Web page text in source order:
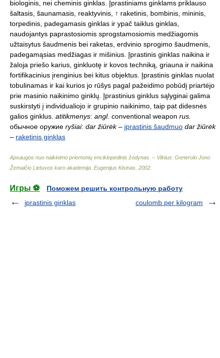
biologinis, nei cheminis ginklas. Įprastiniams ginklams priklauso
šaltasis, šaunamasis, reaktyvinis, ↑ raketinis, bombinis, mininis,
torpedinis, padegamasis ginklas ir ypač taiklus ginklas,
naudojantys paprastosiomis sprogstamosiomis medžiagomis
užtaisytus šaudmenis bei raketas, erdvinio sprogimo šaudmenis,
padegamąsias medžiagas ir mišinius. Įprastinis ginklas naikina ir
žaloja priešo karius, ginkluotę ir kovos techniką, griauna ir naikina
fortifikacinius įrenginius bei kitus objektus. Įprastinis ginklas nuolat
tobulinamas ir kai kurios jo rūšys pagal pažeidimo pobūdį priartėjo
prie masinio naikinimo ginklų. Įprastinius ginklus sąlyginai galima
suskirstyti į individualiojo ir grupinio naikinimo, taip pat didesnės
galios ginklus. atitikmenys: angl. conventional weapon rus.
обычное оружие ryšiai: dar žiūrėk– įprastinis šaudmuo dar žiūrėk
– raketinis ginklas
Apsaugos nuo naikinimo priemonių enciklopedinis žodynas. – Vilnius: Generolo Jono
Žemaičio Lietuvos karo akademija Eugenijus Kisinas 2002
Игры ⚽
Поможем решить контрольную работу
įprastinis ginklas
coulomb per kilogram